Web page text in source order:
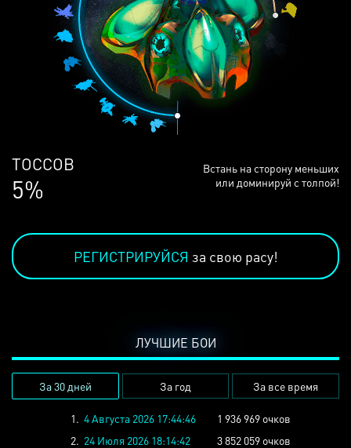
ЛЮДЕЙ
68%
Встань на сторону меньших
или доминируй с толпой!
РЕГИСТРИРУЙСЯ за свою расу!
ЛУЧШИЕ БОИ
За 30 дней За год За все время
1. 4 Августа 2026 17:44:46
1 936 969 очков
2. 24 Июля 2026 18:14:42
3 852 059 очков